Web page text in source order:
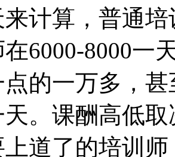
计算，普通
6000-8000一
点的一万多，
天。课酬高低
道了的培训